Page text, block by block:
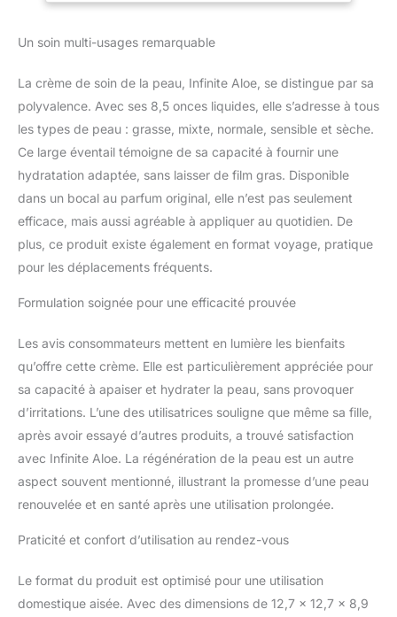
long de la journée. Pour
assez doux pour les
peaux sensibles mais
efficace pour les peaux
problèmes. Formule non
grasse à absorption
rapide pour le visage et le
corps. Parfum original : le
parfum signature
InfiniteAloe léger et
équilibré. Frais, subtil et
clients l'adorent depuis
voyager : chaque lot
comprend des bocaux
de voyage pratiques de
226,8 g afin que votre
peau reste hydratée où
que vous alliez. Soin de
la peau tout-en-un :
simplifiez votre routine
avec la crème à l'aloe
vera Complete Skin Care.
coudes en une seule
étape, ce qui vous
Un soin multi-usages remarquable
La crème de soin de la peau, Infinite Aloe, se distingue par sa
polyvalence. Avec ses 8,5 onces liquides, elle s’adresse à tous
les types de peau : grasse, mixte, normale, sensible et sèche.
Ce large éventail témoigne de sa capacité à fournir une
hydratation adaptée, sans laisser de film gras. Disponible
dans un bocal au parfum original, elle n’est pas seulement
efficace, mais aussi agréable à appliquer au quotidien. De
plus, ce produit existe également en format voyage, pratique
pour les déplacements fréquents.
Formulation soignée pour une efficacité prouvée
Les avis consommateurs mettent en lumière les bienfaits
qu’offre cette crème. Elle est particulièrement appréciée pour
sa capacité à apaiser et hydrater la peau, sans provoquer
d’irritations. L’une des utilisatrices souligne que même sa fille,
après avoir essayé d’autres produits, a trouvé satisfaction
avec Infinite Aloe. La régénération de la peau est un autre
aspect souvent mentionné, illustrant la promesse d’une peau
renouvelée et en santé après une utilisation prolongée.
Praticité et confort d’utilisation au rendez-vous
Le format du produit est optimisé pour une utilisation
domestique aisée. Avec des dimensions de 12,7 x 12,7 x 8,9